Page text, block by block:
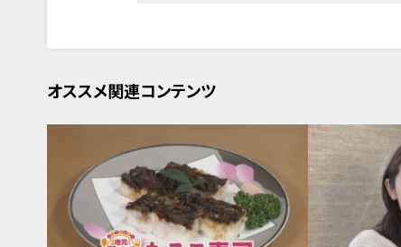
オススメ関連コンテンツ